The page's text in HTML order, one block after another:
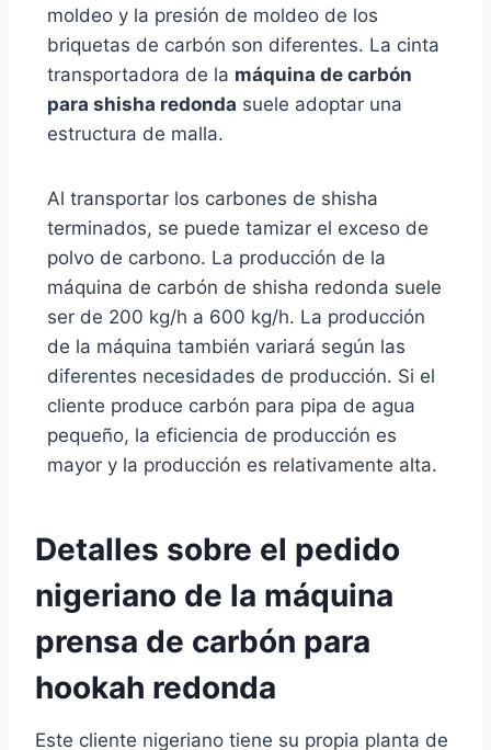
moldeo y la presión de moldeo de los
briquetas de carbón son diferentes. La cinta
transportadora de la máquina de carbón
para shisha redonda suele adoptar una
estructura de malla.
Al transportar los carbones de shisha
terminados, se puede tamizar el exceso de
polvo de carbono. La producción de la
máquina de carbón de shisha redonda suele
ser de 200 kg/h a 600 kg/h. La producción
de la máquina también variará según las
diferentes necesidades de producción. Si el
cliente produce carbón para pipa de agua
pequeño, la eficiencia de producción es
mayor y la producción es relativamente alta.
Detalles sobre el pedido
nigeriano de la máquina
prensa de carbón para
hookah redonda
Este cliente nigeriano tiene su propia planta de